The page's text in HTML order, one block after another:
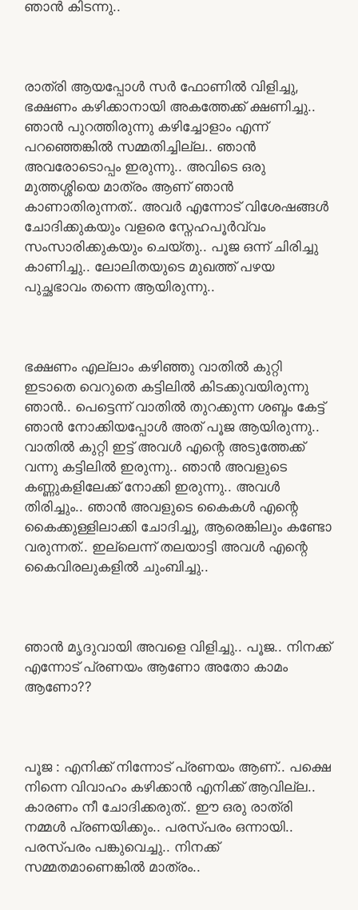
ഞാൻ കിടന്നു..
രാത്രി ആയപ്പോൾ സർ ഫോണിൽ വിളിച്ചു,
ഭക്ഷണം കഴിക്കാനായി അകത്തേക്ക് ക്ഷണിച്ചു..
ഞാൻ പുറത്തിരുന്നു കഴിച്ചോളാം എന്ന്
പറഞ്ഞെങ്കിൽ സമ്മതിച്ചില്ല.. ഞാൻ
അവരോടൊപ്പം ഇരുന്നു.. അവിടെ ഒരു
മുത്തശ്ശിയെ മാത്രം ആണ് ഞാൻ
കാണാതിരുന്നത്.. അവർ എന്നോട് വിശേഷങ്ങൾ
ചോദിക്കുകയും വളരെ സ്നേഹപൂർവ്വം
സംസാരിക്കുകയും ചെയ്തു.. പൂജ ഒന്ന് ചിരിച്ചു
കാണിച്ചു.. ലോലിതയുടെ മുഖത്ത് പഴയ
പുച്ഛഭാവം തന്നെ ആയിരുന്നു..
ഭക്ഷണം എല്ലാം കഴിഞ്ഞു വാതിൽ കുറ്റി
ഇടാതെ വെറുതെ കട്ടിലിൽ കിടക്കുവയിരുന്നു
ഞാൻ.. പെട്ടെന്ന് വാതിൽ തുറക്കുന്ന ശബ്ദം കേട്ട്
ഞാൻ നോക്കിയപ്പോൾ അത് പൂജ ആയിരുന്നു..
വാതിൽ കുറ്റി ഇട്ട് അവൾ എന്റെ അടുത്തേക്ക്
വന്നു കട്ടിലിൽ ഇരുന്നു.. ഞാൻ അവളുടെ
കണ്ണുകളിലേക്ക് നോക്കി ഇരുന്നു.. അവൾ
തിരിച്ചും.. ഞാൻ അവളുടെ കൈകൾ എന്റെ
കൈക്കുള്ളിലാക്കി ചോദിച്ചു, ആരെങ്കിലും കണ്ടോ
വരുന്നത്.. ഇല്ലെന്ന് തലയാട്ടി അവൾ എന്റെ
കൈവിരലുകളിൽ ചുംബിച്ചു..
ഞാൻ മൃദുവായി അവളെ വിളിച്ചു.. പൂജ.. നിനക്ക്
എന്നോട് പ്രണയം ആണോ അതോ കാമം
ആണോ??
പൂജ : എനിക്ക് നിന്നോട് പ്രണയം ആണ്.. പക്ഷെ
നിന്നെ വിവാഹം കഴിക്കാൻ എനിക്ക് ആവില്ല..
കാരണം നീ ചോദിക്കരുത്.. ഈ ഒരു രാത്രി
നമ്മൾ പ്രണയിക്കും.. പരസ്പരം ഒന്നായി..
പരസ്പരം പങ്കുവെച്ചു.. നിനക്ക്
സമ്മതമാണെങ്കിൽ മാത്രം..